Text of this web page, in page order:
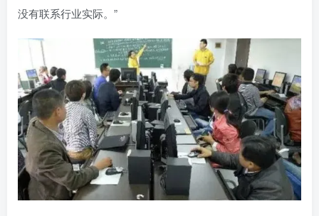
没有联系行业实际。”